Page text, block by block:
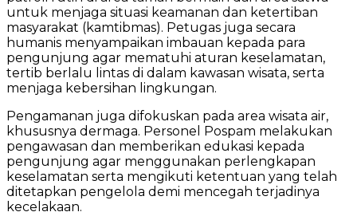
untuk menjaga situasi keamanan dan ketertiban
masyarakat (kamtibmas). Petugas juga secara
humanis menyampaikan imbauan kepada para
pengunjung agar mematuhi aturan keselamatan,
tertib berlalu lintas di dalam kawasan wisata, serta
menjaga kebersihan lingkungan.
Pengamanan juga difokuskan pada area wisata air,
khususnya dermaga. Personel Pospam melakukan
pengawasan dan memberikan edukasi kepada
pengunjung agar menggunakan perlengkapan
keselamatan serta mengikuti ketentuan yang telah
ditetapkan pengelola demi mencegah terjadinya
kecelakaan.